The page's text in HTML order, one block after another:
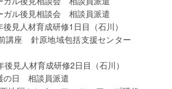
ル後見相談会 相談員派遣
見人材育成研修1日目（石川）
座 針原地域包括支援センター
見人材育成研修2日目（石川）
日 相談員派遣